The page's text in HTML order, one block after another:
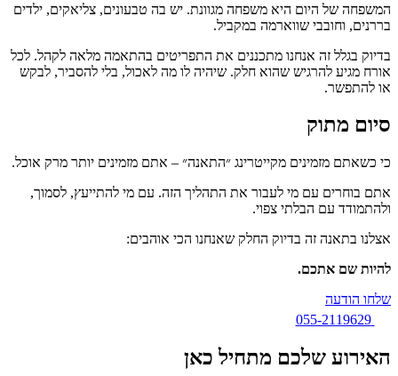
המשפחה של היום היא משפחה מגוונת. יש בה טבעונים, צליאקים, ילדים
בררנים, וחובבי שווארמה במקביל.
בדיוק בגלל זה אנחנו מתכננים את התפריטים בהתאמה מלאה לקהל. לכל
אורח מגיע להרגיש שהוא חלק. שיהיה לו מה לאכול, בלי להסביר, לבקש
או להתפשר.
סיום מתוק
כי כשאתם מזמינים מקייטרינג ״התאנה״ – אתם מזמינים יותר מרק אוכל.
אתם בוחרים עם מי לעבור את התהליך הזה. עם מי להתייעץ, לסמוך,
ולהתמודד עם הבלתי צפוי.
אצלנו בתאנה זה בדיוק החלק שאנחנו הכי אוהבים:
להיות שם אתכם.
שלחו הודעה
055-2119629
האירוע שלכם מתחיל כאן